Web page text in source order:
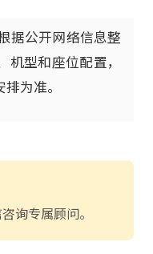
据公开网络信息整
型和座位配置，
为准。
询专属顾问。